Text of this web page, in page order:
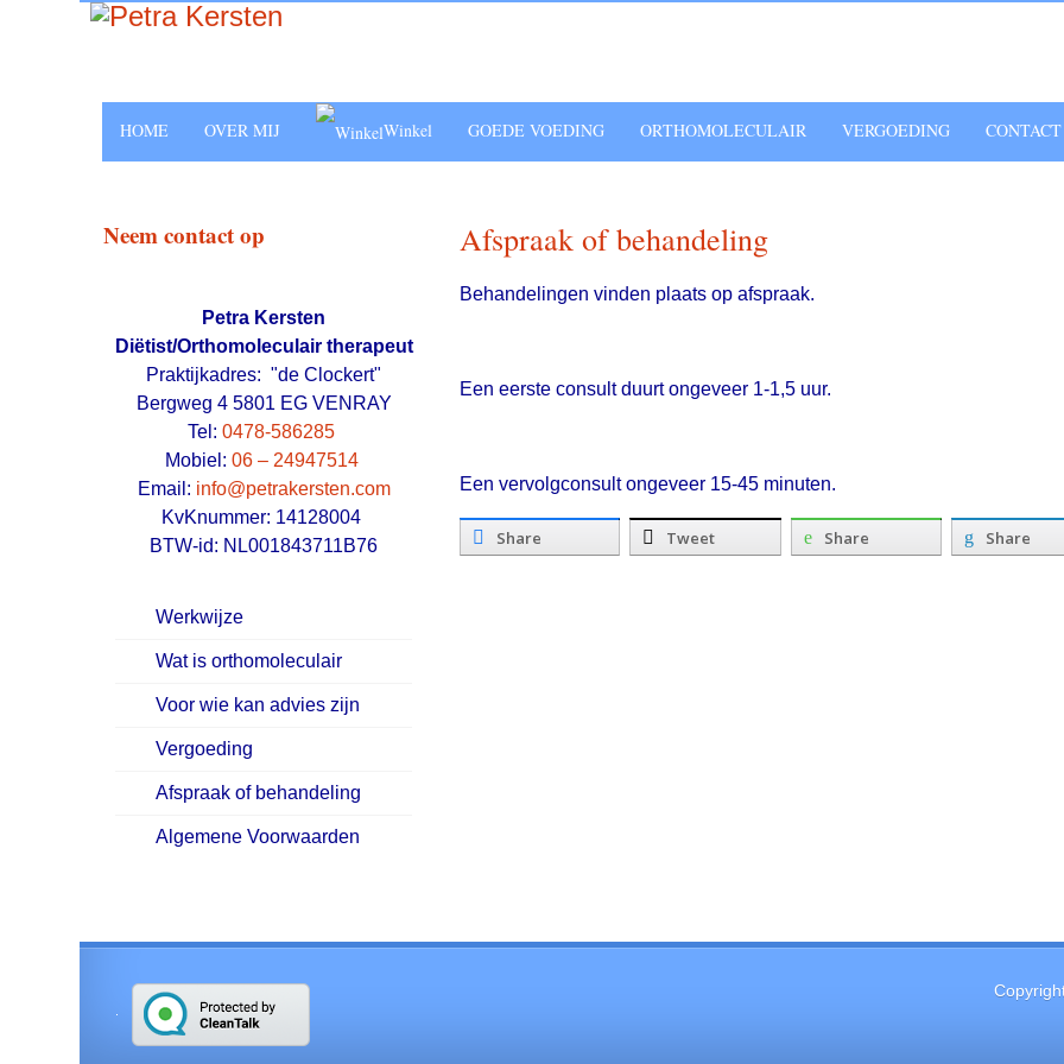
HOME OVER MIJ Winkel GOEDE VOEDING ORTHOMOLECULAIR VERGOEDING CONTACT
Neem contact op
Petra Kersten
Diëtist/Orthomoleculair therapeut
Praktijkadres: "de Clockert"
Bergweg 4 5801 EG VENRAY
Tel: 0478-586285
Mobiel: 06 – 24947514
Email: info@petrakersten.com
KvKnummer: 14128004
BTW-id: NL001843711B76
Werkwijze
Wat is orthomoleculair
Voor wie kan advies zijn
Vergoeding
Afspraak of behandeling
Algemene Voorwaarden
Afspraak of behandeling
Behandelingen vinden plaats op afspraak.
Een eerste consult duurt ongeveer 1-1,5 uur.
Een vervolgconsult ongeveer 15-45 minuten.
Share Tweet Share Share